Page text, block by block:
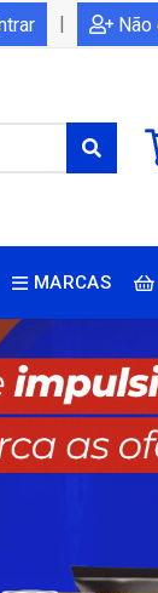
| Não
MARCAS